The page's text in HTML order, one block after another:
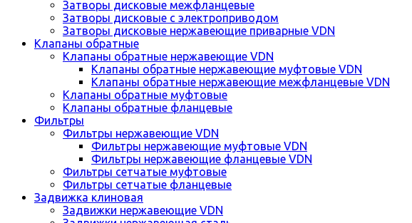
Затворы дисковые межфланцевые
Затворы дисковые с электроприводом
Затворы дисковые нержавеющие приварные VDN
Клапаны обратные
Клапаны обратные нержавеющие VDN
Клапаны обратные нержавеющие муфтовые VDN
Клапаны обратные нержавеющие межфланцевые VDN
Клапаны обратные муфтовые
Клапаны обратные фланцевые
Фильтры
Фильтры нержавеющие VDN
Фильтры нержавеющие муфтовые VDN
Фильтры нержавеющие фланцевые VDN
Фильтры сетчатые муфтовые
Фильтры сетчатые фланцевые
Задвижка клиновая
Задвижки нержавеющие VDN